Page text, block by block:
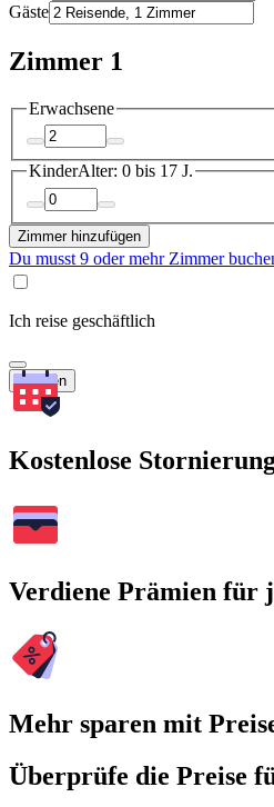
Gäste
Zimmer 1
Erwachsene
KinderAlter: 0 bis 17 J.
Zimmer hinzufügen
Du musst 9 oder mehr Zimmer
Ich reise geschäftlich
Suchen
Kostenlose
Verdiene Prämien für
Mehr sparen mit
Überprüfe die Preise